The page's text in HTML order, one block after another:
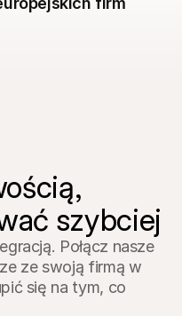
szybciej
Połącz nasze
ze swoją firmą w
się na tym, co